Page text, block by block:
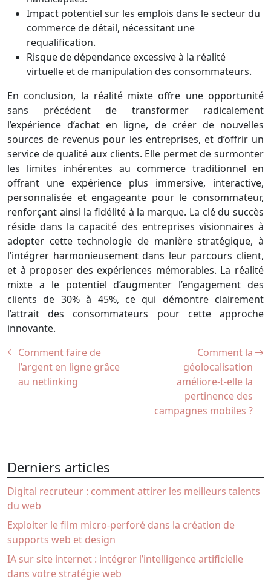
Impact potentiel sur les emplois dans le secteur du
commerce de détail, nécessitant une
requalification.
Risque de dépendance excessive à la réalité
virtuelle et de manipulation des consommateurs.
En conclusion, la réalité mixte offre une opportunité
sans précédent de transformer radicalement
l’expérience d’achat en ligne, de créer de nouvelles
sources de revenus pour les entreprises, et d’offrir un
service de qualité aux clients. Elle permet de surmonter
les limites inhérentes au commerce traditionnel en
offrant une expérience plus immersive, interactive,
personnalisée et engageante pour le consommateur,
renforçant ainsi la fidélité à la marque. La clé du succès
réside dans la capacité des entreprises visionnaires à
adopter cette technologie de manière stratégique, à
l’intégrer harmonieusement dans leur parcours client,
et à proposer des expériences mémorables. La réalité
mixte a le potentiel d’augmenter l’engagement des
clients de 30% à 45%, ce qui démontre clairement
l’attrait des consommateurs pour cette approche
innovante.
Comment faire de
l’argent en ligne grâce
au netlinking
Comment la
géolocalisation
améliore-t-elle la
pertinence des
campagnes mobiles ?
Derniers articles
Digital recruteur : comment attirer les meilleurs talents
du web
Exploiter le film micro-perforé dans la création de
supports web et design
IA sur site internet : intégrer l’intelligence artificielle
dans votre stratégie web